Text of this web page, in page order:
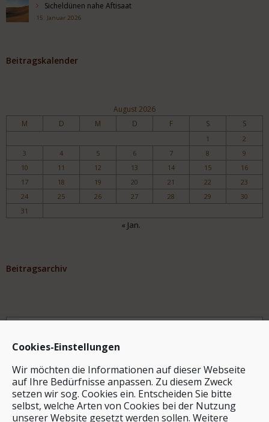
Cookies-Einstellungen
Wir möchten die Informationen auf dieser Webseite
auf Ihre Bedürfnisse anpassen. Zu diesem Zweck
setzen wir sog. Cookies ein. Entscheiden Sie bitte
selbst, welche Arten von Cookies bei der Nutzung
unserer Website gesetzt werden sollen. Weitere
Sicheldünen nahe Aftisaat
15. Januar 2026
Beitragskalender
August 2026
M D M D F S S
1
2
3
4 5 6 7 8
9
10
11 12 13 14 15
16
17
18 19 20 21 22
23
24
25 26 27 28 29
30
31
« Jan.
Beitragsarchiv
Archiv